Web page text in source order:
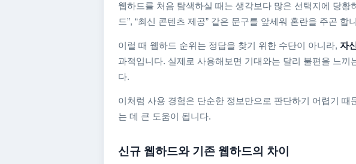
웹하드를 처음 탐색하실 때는 생각보다 많은 선택지에 당
드”, “최신 콘텐츠 제공” 같은 문구를 앞세워 혼란을 주곤
이럴 때 웹하드 순위는 정답을 찾기 위한 수단이 아니라, 자
과적입니다. 실제로 사용해보면 기대와는 달리 불편을 느
다.
이처럼 사용 경험은 단순한 정보만으로 판단하기 어렵기
는 데 큰 도움이 됩니다.
신규 웹하드와 기존 웹하드의 차이